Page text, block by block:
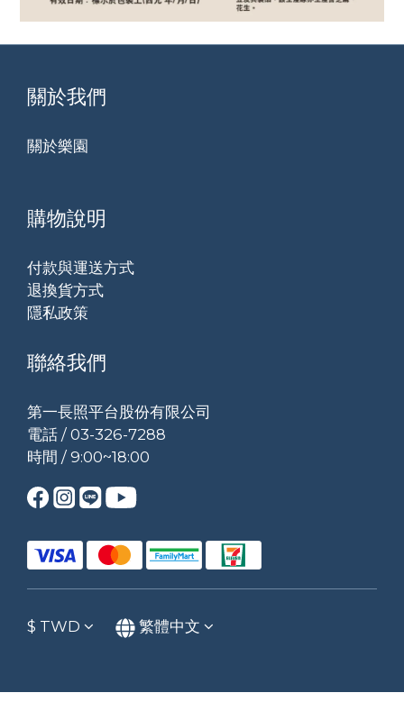
關於我們
關於樂園
購物說明
付款與運送方式
退換貨方式
隱私政策
聯絡我們
第一長照平台股份有限公司
電話 / 03-326-7288
時間 / 9:00~18:00
$ TWD 繁體中文